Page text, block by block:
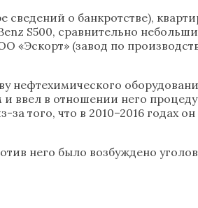
о банкротстве),
S500, сравнительно
«Эскорт» (завод по
нефтехимического
ввел в отношении него
того, что в 2010–2016 годах
него было возбуждено